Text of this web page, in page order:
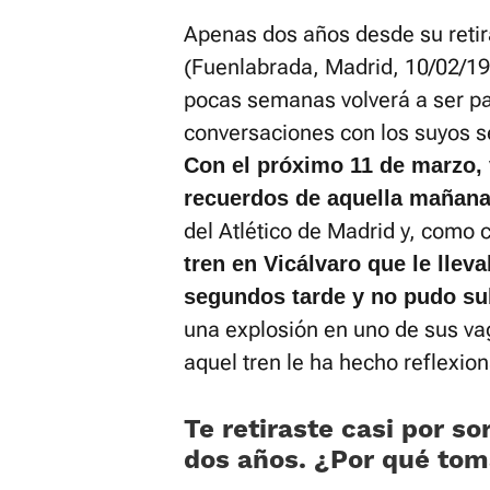
Apenas dos años desde su
(Fuenlabrada, Madrid, 10/02/
pocas semanas volverá a ser
conversaciones con los suyos
Con el próximo 11 de
recuerdos de aquella
del Atlético de Madrid y, como
tren en Vicálvaro que le
segundos tarde y no pudo
una explosión en uno de sus
aquel tren le ha hecho
Te retiraste casi por
dos años. ¿Por qué